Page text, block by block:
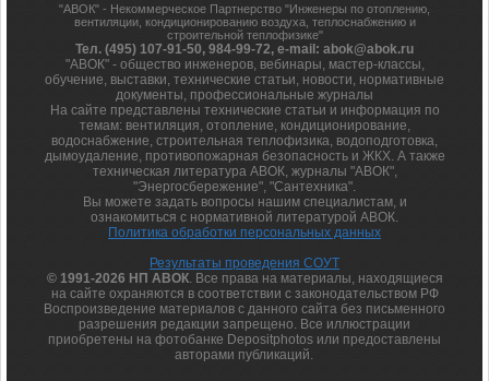
"АВОК" - Некоммерческое Партнерство "Инженеры по отоплению,
вентиляции, кондиционированию воздуха, теплоснабжению и
строительной теплофизике"
Тел. (495) 107-91-50, 984-99-72, e-mail: abok@abok.ru
"АВОК" - общество инженеров, вебинары, мастер-классы,
обучение, выставки, технические статьи, новости, нормативные
документы, профессиональные журналы
На сайте представлены технические статьи и информация по
темам: вентиляция, отопление, кондиционирование,
водоснабжение, строительная теплофизика, водоподготовка,
дымоудаление, противопожарная безопасность и ЖКХ. А также
техническая литература АВОК, журналы "АВОК",
"Энергосбережение", "Сантехника".
Вы можете задать вопросы нашим специалистам, и
ознакомиться с нормативной литературой АВОК.
Политика обработки персональных данных
Результаты проведения СОУТ
© 1991-2026 НП АВОК. Все права на материалы, находящиеся
на сайте охраняются в соответствии с законодательством РФ
Воспроизведение материалов с данного сайта без письменного
разрешения редакции запрещено. Все иллюстрации
приобретены на фотобанке Depositphotos или предоставлены
авторами публикаций.